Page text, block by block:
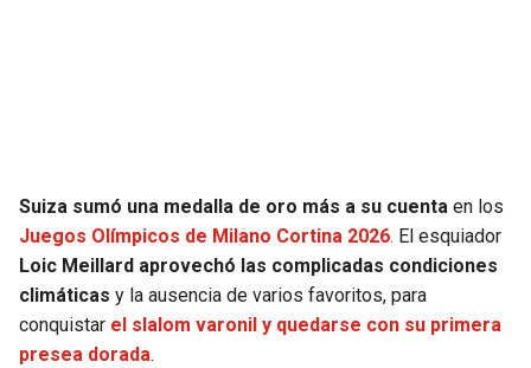
Suiza sumó una medalla de oro más a su cuenta en los
Juegos Olímpicos de Milano Cortina 2026. El esquiador
Loic Meillard aprovechó las complicadas condiciones
climáticas y la ausencia de varios favoritos, para
conquistar el slalom varonil y quedarse con su primera
presea dorada.